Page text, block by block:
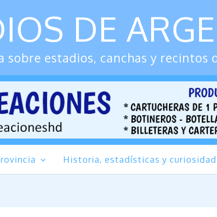
DE
sobre estadios, canchas y
Historia, estadísticas y